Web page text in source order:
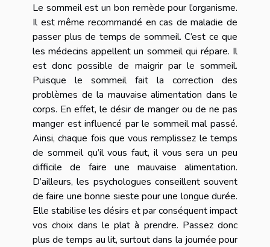
Le sommeil est un bon remède pour l’organisme.
Il est même recommandé en cas de maladie de
passer plus de temps de sommeil. C’est ce que
les médecins appellent un sommeil qui répare. Il
est donc possible de maigrir par le sommeil.
Puisque le sommeil fait la correction des
problèmes de la mauvaise alimentation dans le
corps. En effet, le désir de manger ou de ne pas
manger est influencé par le sommeil mal passé.
Ainsi, chaque fois que vous remplissez le temps
de sommeil qu’il vous faut, il vous sera un peu
difficile de faire une mauvaise alimentation.
D’ailleurs, les psychologues conseillent souvent
de faire une bonne sieste pour une longue durée.
Elle stabilise les désirs et par conséquent impact
vos choix dans le plat à prendre. Passez donc
plus de temps au lit, surtout dans la journée pour